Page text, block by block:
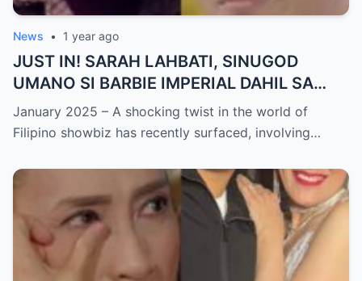
News • 1 year ago
JUST IN! SARAH LAHBATI, SINUGOD
UMANO SI BARBIE IMPERIAL DAHIL SA
ISYU NG PANG-AAGAW KAY RICHARD
GUTIERREZ! Matinding Komprontasyon,
SHOCKED sa Lihim na Girian!
January 2025 – A shocking twist in the world of
Filipino showbiz has recently surfaced, involving…